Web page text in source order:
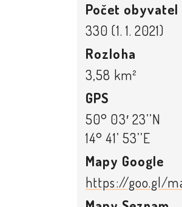
Počet obyvatel
330 (1. 1. 2021)
Rozloha
3,58 km²
GPS
50° 03′ 23’’N
14° 41’ 53’’E
Mapy Google
https://goo.gl/